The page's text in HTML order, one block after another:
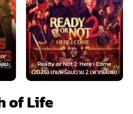
ยน
Ready or Not 2: Here I Come
(2026) เกมพร้อมตาย 2 (พากย์ไทย)
of Life